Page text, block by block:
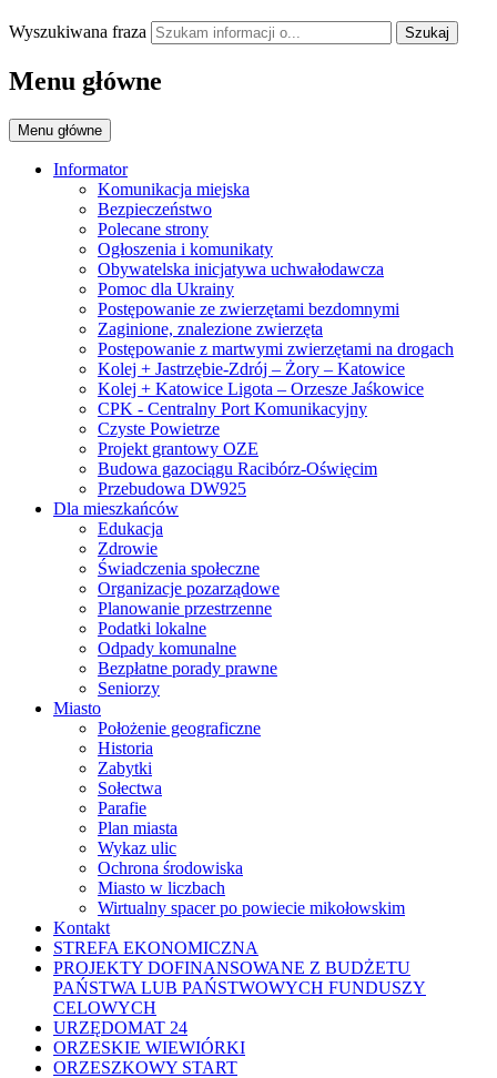
Wyszukiwana fraza Szukaj
Menu główne
Menu główne
Informator
Komunikacja miejska
Bezpieczeństwo
Polecane strony
Ogłoszenia i komunikaty
Obywatelska inicjatywa uchwałodawcza
Pomoc dla Ukrainy
Postępowanie ze zwierzętami bezdomnymi
Zaginione, znalezione zwierzęta
Postępowanie z martwymi zwierzętami na drogach
Kolej + Jastrzębie-Zdrój – Żory – Katowice
Kolej + Katowice Ligota – Orzesze Jaśkowice
CPK - Centralny Port Komunikacyjny
Czyste Powietrze
Projekt grantowy OZE
Budowa gazociągu Racibórz-Oświęcim
Przebudowa DW925
Dla mieszkańców
Edukacja
Zdrowie
Świadczenia społeczne
Organizacje pozarządowe
Planowanie przestrzenne
Podatki lokalne
Odpady komunalne
Bezpłatne porady prawne
Seniorzy
Miasto
Położenie geograficzne
Historia
Zabytki
Sołectwa
Parafie
Plan miasta
Wykaz ulic
Ochrona środowiska
Miasto w liczbach
Wirtualny spacer po powiecie mikołowskim
Kontakt
STREFA EKONOMICZNA
PROJEKTY DOFINANSOWANE Z BUDŻETU
PAŃSTWA LUB PAŃSTWOWYCH FUNDUSZY
CELOWYCH
URZĘDOMAT 24
ORZESKIE WIEWIÓRKI
ORZESZKOWY START